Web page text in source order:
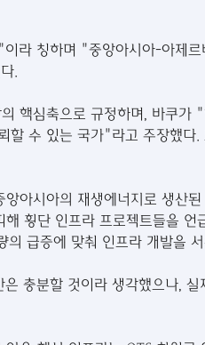
라 칭하며 "중앙아시아-아제르
.
핵심축으로 규정하며, 바쿠가
할 수 있는 국가"라고 주장했다.
아시아의 재생에너지로 생산
횡단 인프라 프로젝트들을 언
급증에 맞춰 인프라 개발을
충분할 것이라 생각했으나, 실